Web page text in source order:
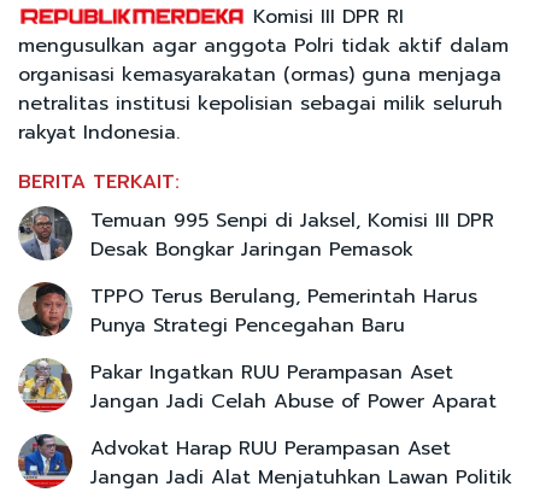
Komisi III DPR RI
mengusulkan agar anggota Polri tidak aktif dalam
organisasi kemasyarakatan (ormas) guna menjaga
netralitas institusi kepolisian sebagai milik seluruh
rakyat Indonesia.
BERITA TERKAIT:
Temuan 995 Senpi di Jaksel, Komisi III DPR
Desak Bongkar Jaringan Pemasok
TPPO Terus Berulang, Pemerintah Harus
Punya Strategi Pencegahan Baru
Pakar Ingatkan RUU Perampasan Aset
Jangan Jadi Celah Abuse of Power Aparat
Advokat Harap RUU Perampasan Aset
Jangan Jadi Alat Menjatuhkan Lawan Politik